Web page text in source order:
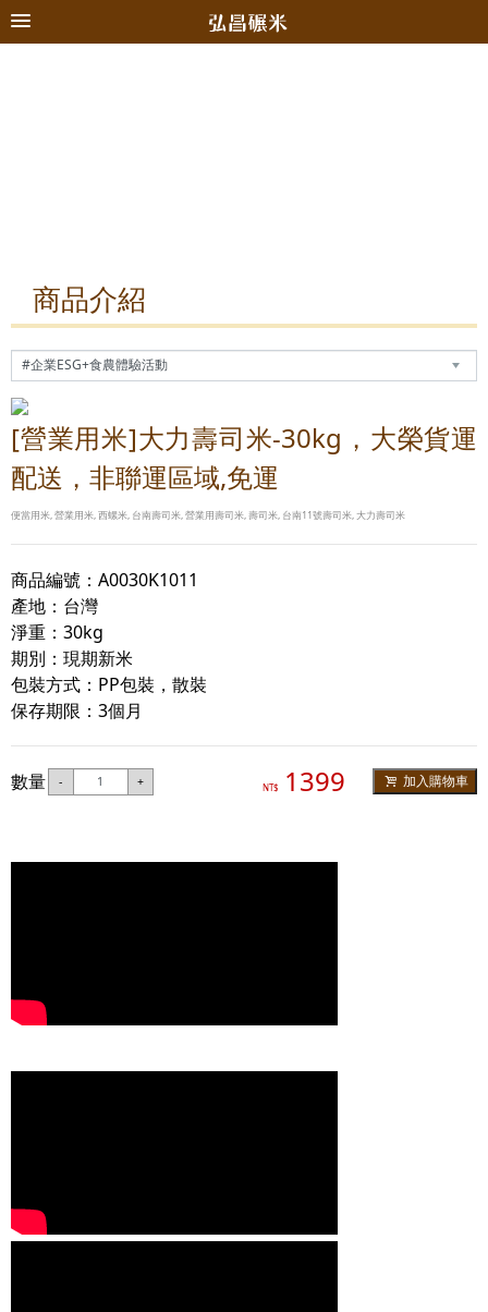
商品介紹
[營業用米]大力壽司米-30kg，大榮貨運
配送，非聯運區域,免運
便當用米, 營業用米, 西螺米, 台南壽司米, 營業用壽司米, 壽司米, 台南11號壽司米, 大力壽司米
商品編號：A0030K1011
產地：台灣
淨重：30kg
期別：現期新米
包裝方式：PP包裝，散裝
保存期限：3個月
數量 - + NT$ 1399 加入購物車